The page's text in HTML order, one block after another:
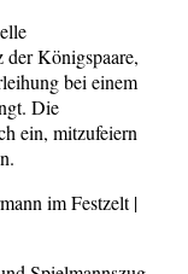
der Königspaare,
bei einem
Die
ein, mitzufeiern
im Festzelt |